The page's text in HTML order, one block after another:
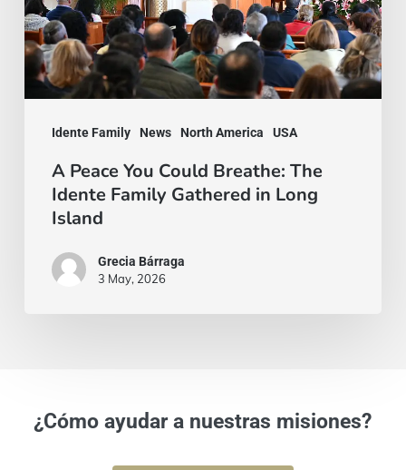
Idente Family News North America USA
The
Idente
Family
Long
Island
A Peace You Could Breathe: The
Idente Family Gathered in Long
Island
Grecia Bárraga
3 May, 2026
¿Cómo ayudar a nuestras misiones?